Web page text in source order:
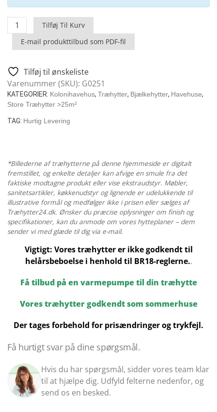
Træhytte
Garden
Room
/
26
M2
/
70
MM
X
4
M
antal
Tilføj Til Kurv
E-mail produkttilbud som PDF-fil
Tilføj til ønskeliste
Varenummer (SKU): G0251
KATEGORIER: Kolonihavehus, Træhytter, Bjælkehytter, Havehuse,
Store Træhytter >25m²
TAG: Hurtig Levering
*Billederne af træhytterne på denne hjemmeside er digitalt
fremstillet, og enkelte detaljer kan afvige en smule fra det
faktiske modtagne produkt eller vise ekstraudstyr. Møbler,
sanitetsartikler, køkkenudstyr og lignende er udelukkende til
illustrative formål og medfølger ikke i prisen eller sælges af
Træhytter24.dk. Ønsker du præcise oplysninger om finish og
specifikationer, kan du anmode om vores hytteplaner – dem
sender vi med glæde til dig via e-mail.
Vigtigt: Vores træhytter er ikke godkendt til
helårsbeboelse i henhold til BR18-reglerne..
Få tilbud på en varmepumpe til din træhytte
Vores træhytter godkendt som sommerhuse
Der tages forbehold for prisændringer og trykfejl.
Få hurtigt svar på dine spørgsmål.
Hvis du har spørgsmål, sidder vores team klar
til at hjælpe dig. Udfyld felterne nedenfor, og
send os en besked.